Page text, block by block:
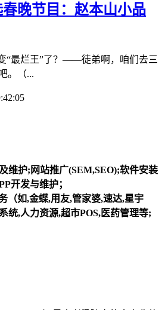
春晚节目：赵本山小品
“最烂王”了？——徒弟啊，咱们去三
。（...
维护;网站推广(SEM,SEO);软件安装
开发与维护；
（如,金蝶,用友,管家婆,速达,星宇
统,人力资源,超市POS,医药管理等;